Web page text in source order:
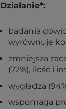
Działanie*:
badania
wyrównuje
zmniejsza
(72%), ilość i
wygładza
wspomaga